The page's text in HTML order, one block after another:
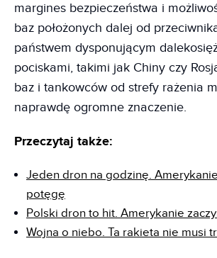
margines bezpieczeństwa i
baz położonych dalej od
państwem dysponującym
pociskami, takimi jak Chiny czy
baz i tankowców od strefy rażenia
naprawdę ogromne znaczenie.
Przeczytaj także:
Jeden dron na godzinę.
potęgę
Polski dron to hit. Amerykanie
Wojna o niebo. Ta rakieta nie musi